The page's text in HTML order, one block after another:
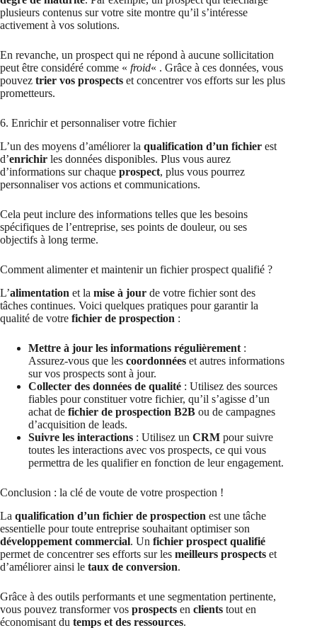
plusieurs contenus sur votre site montre qu’il s’intéresse
activement à vos solutions.
En revanche, un prospect qui ne répond à aucune sollicitation
peut être considéré comme « froid« . Grâce à ces données, vous
pouvez trier vos prospects et concentrer vos efforts sur les plus
prometteurs.
6. Enrichir et personnaliser votre fichier
L’un des moyens d’améliorer la qualification d’un fichier est
d’enrichir les données disponibles. Plus vous aurez
d’informations sur chaque prospect, plus vous pourrez
personnaliser vos actions et communications.
Cela peut inclure des informations telles que les besoins
spécifiques de l’entreprise, ses points de douleur, ou ses
objectifs à long terme.
Comment alimenter et maintenir un fichier prospect qualifié ?
L’alimentation et la mise à jour de votre fichier sont des
tâches continues. Voici quelques pratiques pour garantir la
qualité de votre fichier de prospection :
Mettre à jour les informations régulièrement :
Assurez-vous que les coordonnées et autres informations
sur vos prospects sont à jour.
Collecter des données de qualité : Utilisez des sources
fiables pour constituer votre fichier, qu’il s’agisse d’un
achat de fichier de prospection B2B ou de campagnes
d’acquisition de leads.
Suivre les interactions : Utilisez un CRM pour suivre
toutes les interactions avec vos prospects, ce qui vous
permettra de les qualifier en fonction de leur engagement.
Conclusion : la clé de voute de votre prospection !
La qualification d’un fichier de prospection est une tâche
essentielle pour toute entreprise souhaitant optimiser son
développement commercial. Un fichier prospect qualifié
permet de concentrer ses efforts sur les meilleurs prospects et
d’améliorer ainsi le taux de conversion.
Grâce à des outils performants et une segmentation pertinente,
vous pouvez transformer vos prospects en clients tout en
économisant du temps et des ressources.